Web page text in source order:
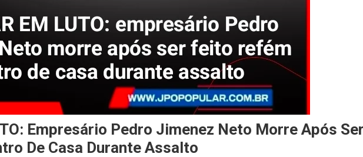
Empresário Pedro Jimenez Neto Morre Após
De Casa Durante Assalto